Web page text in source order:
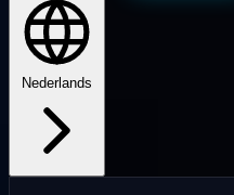
Nederlands